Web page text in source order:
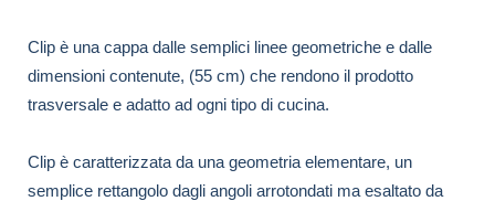
Clip è una cappa dalle semplici linee geometriche e dalle
dimensioni contenute, (55 cm) che rendono il prodotto
trasversale e adatto ad ogni tipo di cucina.
Clip è caratterizzata da una geometria elementare, un
semplice rettangolo dagli angoli arrotondati ma esaltato da